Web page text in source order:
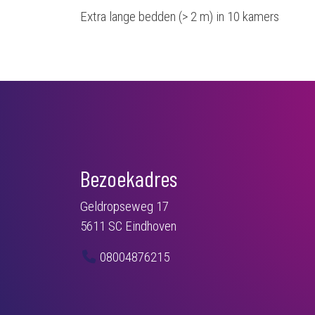
Extra lange bedden (> 2 m) in 10 kamers
Bezoekadres
Geldropseweg 17
5611 SC Eindhoven
08004876215